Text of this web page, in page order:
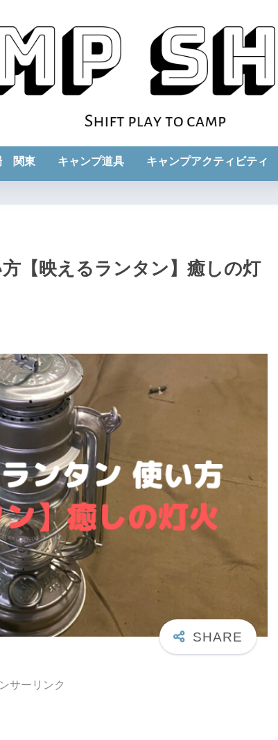
関東 キャンプ道具 キャンプアクティビティ
【映えるランタン】癒しの灯
サーリンク